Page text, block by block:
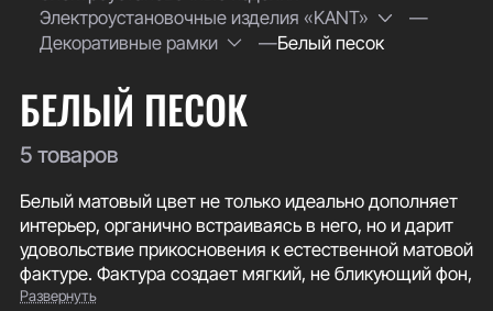
Электроустановочные изделия «KANT»
Декоративные рамки
Белый песок
БЕЛЫЙ ПЕСОК
5 товаров
Белый матовый цвет не только идеально дополняет
интерьер, органично встраиваясь в него, но и дарит
удовольствие прикосновения к естественной матовой
фактуре. Фактура создает мягкий, не бликующий фон,
на котором механизмы выглядят особенно
Развернуть